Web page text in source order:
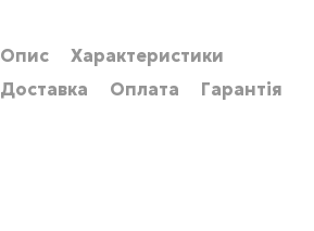
Опис
Характеристики
Доставка
Оплата Гарантія